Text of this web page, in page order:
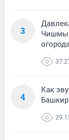
3
Чишмы
37
4
Как
29